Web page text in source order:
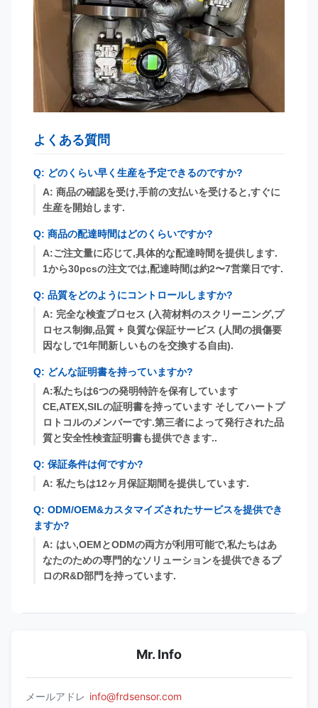
よくある質問
Q: どのくらい早く生産を予定できるのですか?
A: 商品の確認を受け,手前の支払いを受けると,すぐに
生産を開始します.
Q: 商品の配達時間はどのくらいですか?
A:ご注文量に応じて,具体的な配達時間を提供します.
1から30pcsの注文では,配達時間は約2〜7営業日です.
Q: 品質をどのようにコントロールしますか?
A: 完全な検査プロセス (入荷材料のスクリーニング,プ
ロセス制御,品質 + 良質な保証サービス (人間の損傷要
因なしで1年間新しいものを交換する自由).
Q: どんな証明書を持っていますか?
A:私たちは6つの発明特許を保有しています
CE,ATEX,SILの証明書を持っています そしてハートプ
ロトコルのメンバーです.第三者によって発行された品
質と安全性検査証明書も提供できます..
Q: 保証条件は何ですか?
A: 私たちは12ヶ月保証期間を提供しています.
Q: ODM/OEM&カスタマイズされたサービスを提供でき
ますか?
A: はい,OEMとODMの両方が利用可能で,私たちはあ
なたのための専門的なソリューションを提供できるプ
ロのR&D部門を持っています.
Mr. Info
メールアドレ info@frdsensor.com